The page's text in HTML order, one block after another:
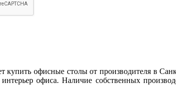
купить офисные столы от производителя в
офиса. Наличие собственных